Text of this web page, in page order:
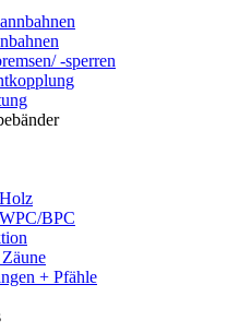
-sperren
BPC
+ Pfähle